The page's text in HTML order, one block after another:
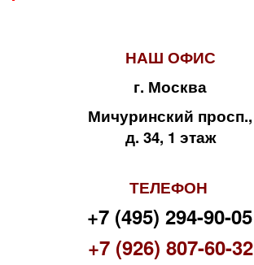
НАШ ОФИС
г. Москва
Мичуринский просп.,
д. 34, 1 этаж
ТЕЛЕФОН
+7 (495) 294-90-05
+7 (926) 807-60-32